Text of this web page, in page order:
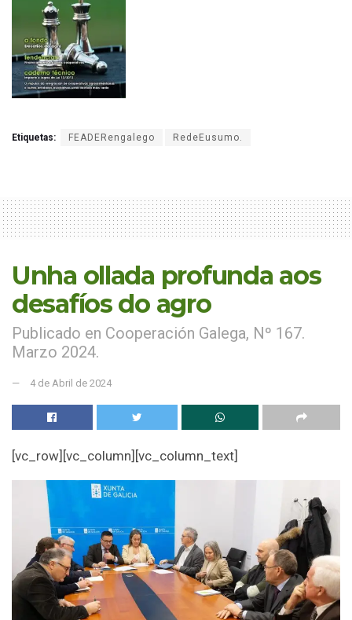
Etiquetas: FEADERengalego RedeEusumo.
Unha ollada profunda aos
desafíos do agro
Publicado en Cooperación Galega, Nº 167.
Marzo 2024.
4 de Abril de 2024
[vc_row][vc_column][vc_column_text]